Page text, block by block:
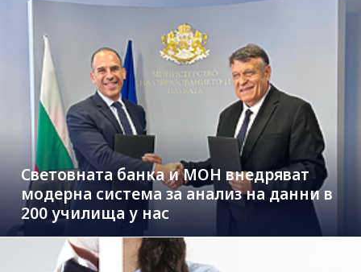
Световната банка и МОН внедряват
модерна система за анализ на данни в
200 училища у нас